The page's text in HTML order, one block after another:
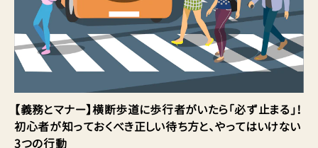
【義務とマナー】横断歩道に歩行者がいたら「必ず止まる」！
初心者が知っておくべき正しい待ち方と、やってはいけない
3つの行動